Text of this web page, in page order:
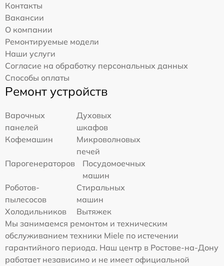
Контакты
Вакансии
О компании
Ремонтируемые модели
Наши услуги
Согласие на обработку персональных данных
Способы оплаты
Ремонт устройств
Варочных
панелей
Духовых
шкафов
Кофемашин
Микроволновых
печей
Парогенераторов
Посудомоечных
машин
Роботов-
пылесосов
Стиральных
машин
Холодильников
Вытяжек
Мы занимаемся ремонтом и техническим
обслуживанием техники Miele по истечении
гарантийного периода. Наш центр в Ростове-на-Дону
работает независимо и не имеет официальной